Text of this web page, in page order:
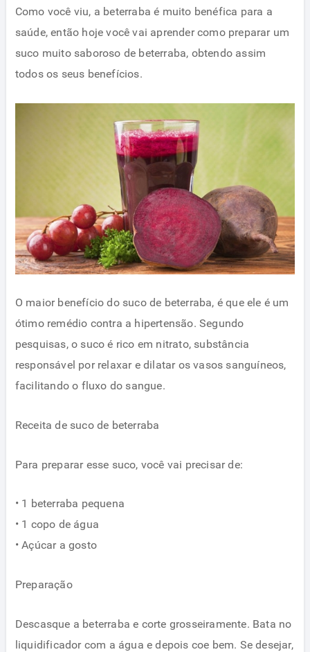
Como você viu, a beterraba é muito benéfica para a
saúde, então hoje você vai aprender como preparar um
suco muito saboroso de beterraba, obtendo assim
todos os seus benefícios.
O maior benefício do suco de beterraba, é que ele é um
ótimo remédio contra a hipertensão. Segundo
pesquisas, o suco é rico em nitrato, substância
responsável por relaxar e dilatar os vasos sanguíneos,
facilitando o fluxo do sangue.
Receita de suco de beterraba
Para preparar esse suco, você vai precisar de:
• 1 beterraba pequena
• 1 copo de água
• Açúcar a gosto
Preparação
Descasque a beterraba e corte grosseiramente. Bata no
liquidificador com a água e depois coe bem. Se desejar,